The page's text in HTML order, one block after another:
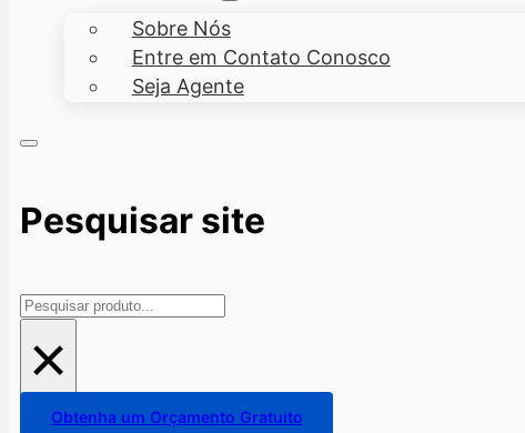
Sobre Nós
Entre em Contato Conosco
Seja Agente
Pesquisar site
Pesquisar
×
Obtenha um Orçamento Gratuito